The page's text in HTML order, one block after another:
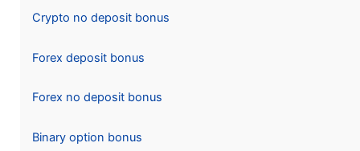
Crypto no deposit bonus
Forex deposit bonus
Forex no deposit bonus
Binary option bonus